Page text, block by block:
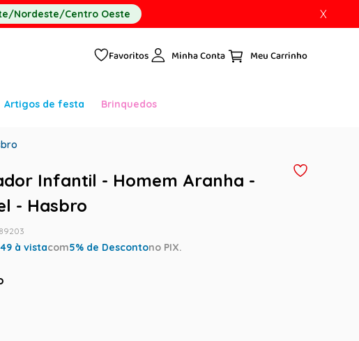
Nordeste/Centro Oeste X
Favoritos Minha Conta
Artigos de festa Brinquedos
Infantil - Homem Aranha -
- Hasbro
89203
à vistacom5% de Descontono PIX.